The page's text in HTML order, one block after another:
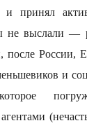
и принял
не выслали —
после
и